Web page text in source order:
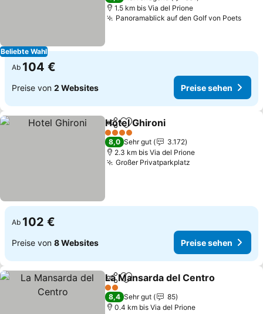
Beliebte Wahl
1.5 km bis Via del Prione
Panoramablick auf den Golf von Poets
Ab 104 €
Preise von 2 Websites Preise sehen
TeilenZu Favoriten hinzufügen
Hotel Ghironi
4 Sterne
8,0 Sehr gut
3.172
2.3 km bis Via del Prione
Großer Privatparkplatz
Ab 102 €
Preise von 8 Websites Preise sehen
TeilenZu Favoriten hinzufügen
La Mansarda del Centro
2 Sterne
8,4 Sehr gut
85
0.4 km bis Via del Prione